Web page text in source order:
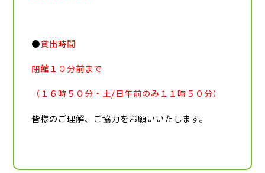
●貸出時間
閉館１０分前まで
（１６時５０分・土/日午前のみ１１時５０分）
皆様のご理解、ご協力をお願いいたします。